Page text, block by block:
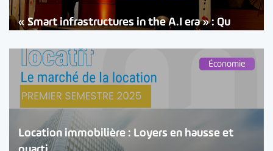
« Smart infrastructures in the A.I era » : Qu
Économie
Location immobilière : Loyers en hausse et